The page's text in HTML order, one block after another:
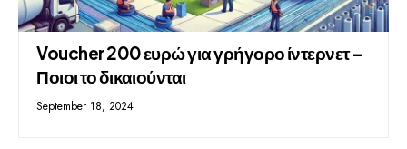
Voucher 200 ευρώ για γρήγορο ίντερνετ –
Ποιοι το δικαιούνται
September 18, 2024